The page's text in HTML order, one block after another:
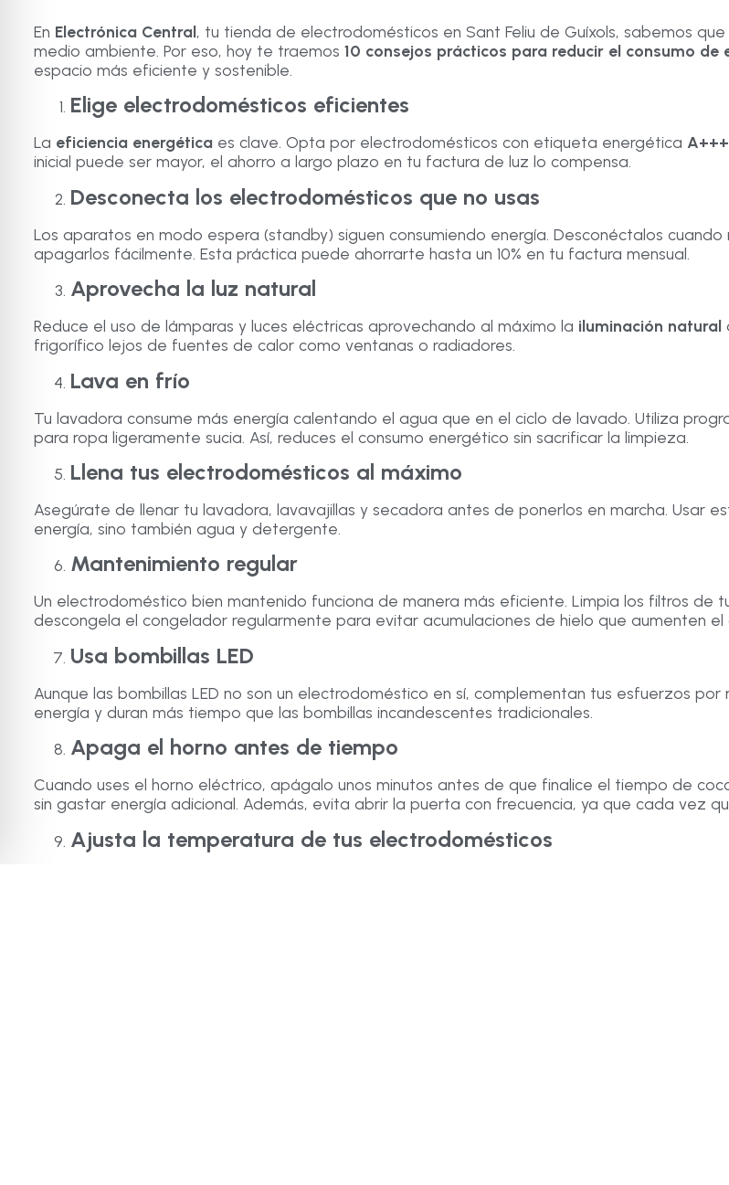
En Electrónica Central, tu tienda de electrodomésticos en Sant Feliu de Guíxols, sabemos
medio ambiente. Por eso, hoy te traemos 10 consejos prácticos para reducir el consumo de
espacio más eficiente y sostenible.
Elige electrodomésticos eficientes
La eficiencia energética es clave. Opta por electrodomésticos con etiqueta energética A+++
inicial puede ser mayor, el ahorro a largo plazo en tu factura de luz lo compensa.
Desconecta los electrodomésticos que no usas
Los aparatos en modo espera (standby) siguen consumiendo energía. Desconéctalos
apagarlos fácilmente. Esta práctica puede ahorrarte hasta un 10% en tu factura mensual.
Aprovecha la luz natural
Reduce el uso de lámparas y luces eléctricas aprovechando al máximo la iluminación natural
frigorífico lejos de fuentes de calor como ventanas o radiadores.
Lava en frío
Tu lavadora consume más energía calentando el agua que en el ciclo de lavado. Utiliza
para ropa ligeramente sucia. Así, reduces el consumo energético sin sacrificar la limpieza.
Llena tus electrodomésticos al máximo
Asegúrate de llenar tu lavadora, lavavajillas y secadora antes de ponerlos en marcha. Usar
energía, sino también agua y detergente.
Mantenimiento regular
Un electrodoméstico bien mantenido funciona de manera más eficiente. Limpia los filtros de
descongela el congelador regularmente para evitar acumulaciones de hielo que aumenten el
Usa bombillas LED
Aunque las bombillas LED no son un electrodoméstico en sí, complementan tus esfuerzos por
energía y duran más tiempo que las bombillas incandescentes tradicionales.
Apaga el horno antes de tiempo
Cuando uses el horno eléctrico, apágalo unos minutos antes de que finalice el tiempo de
sin gastar energía adicional. Además, evita abrir la puerta con frecuencia, ya que cada vez
Ajusta la temperatura de tus electrodomésticos